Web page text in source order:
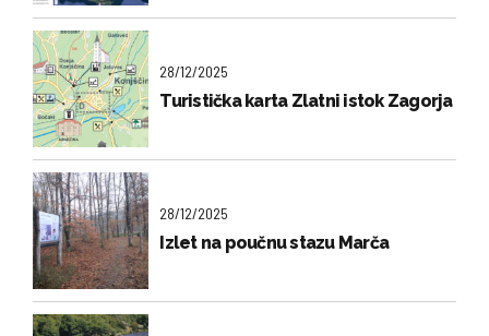
28/12/2025
Turistička karta Zlatni istok Zagorja
28/12/2025
Izlet na poučnu stazu Marča